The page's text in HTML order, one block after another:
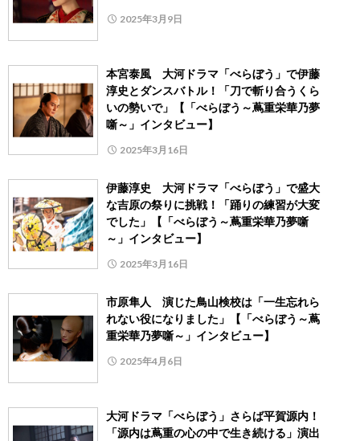
2025年3月9日
本宮泰風 大河ドラマ「べらぼう」で伊藤
淳史とダンスバトル！「刀で斬り合うくら
いの勢いで」【「べらぼう～蔦重栄華乃夢
噺～」インタビュー】
2025年3月16日
伊藤淳史 大河ドラマ「べらぼう」で盛大
な吉原の祭りに挑戦！「踊りの練習が大変
でした」【「べらぼう～蔦重栄華乃夢噺
～」インタビュー】
2025年3月16日
市原隼人 演じた鳥山検校は「一生忘れら
れない役になりました」【「べらぼう～蔦
重栄華乃夢噺～」インタビュー】
2025年4月6日
大河ドラマ「べらぼう」さらば平賀源内！
「源内は蔦重の心の中で生き続ける」演出